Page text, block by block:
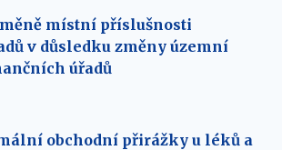
místní příslušnosti
v důsledku změny územní
úřadů
obchodní přirážky u léků a